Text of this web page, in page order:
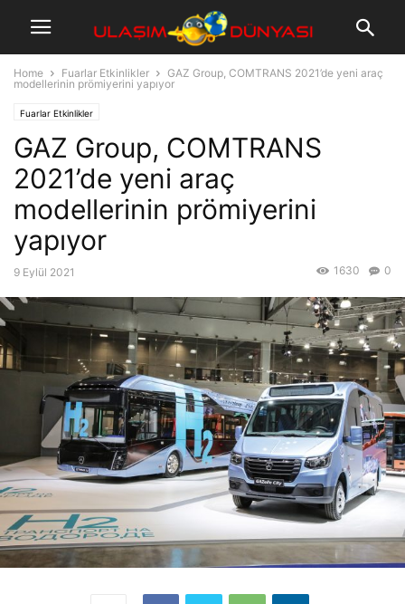
Home Fuarlar Etkinlikler
GAZ Group, COMTRANS 2021’de yeni araç
modellerinin prömiyerini yapıyor
Fuarlar Etkinlikler
GAZ Group, COMTRANS
2021’de yeni araç
modellerinin prömiyerini
yapıyor
9 Eylül 2021 0
1630